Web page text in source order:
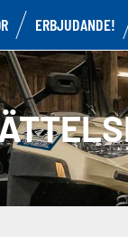
ERBJUDANDE!